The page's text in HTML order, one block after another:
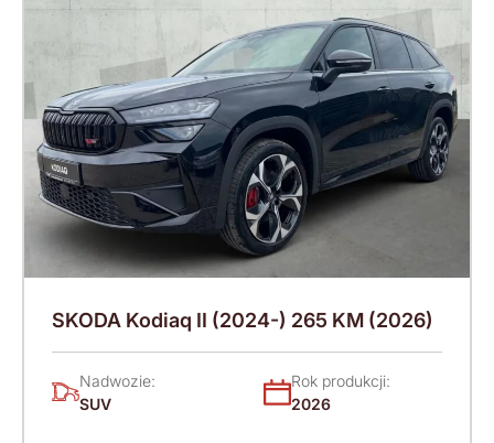
SKODA Kodiaq II (2024-) 265 KM (2026)
Nadwozie:
SUV
Rok produkcji:
2026